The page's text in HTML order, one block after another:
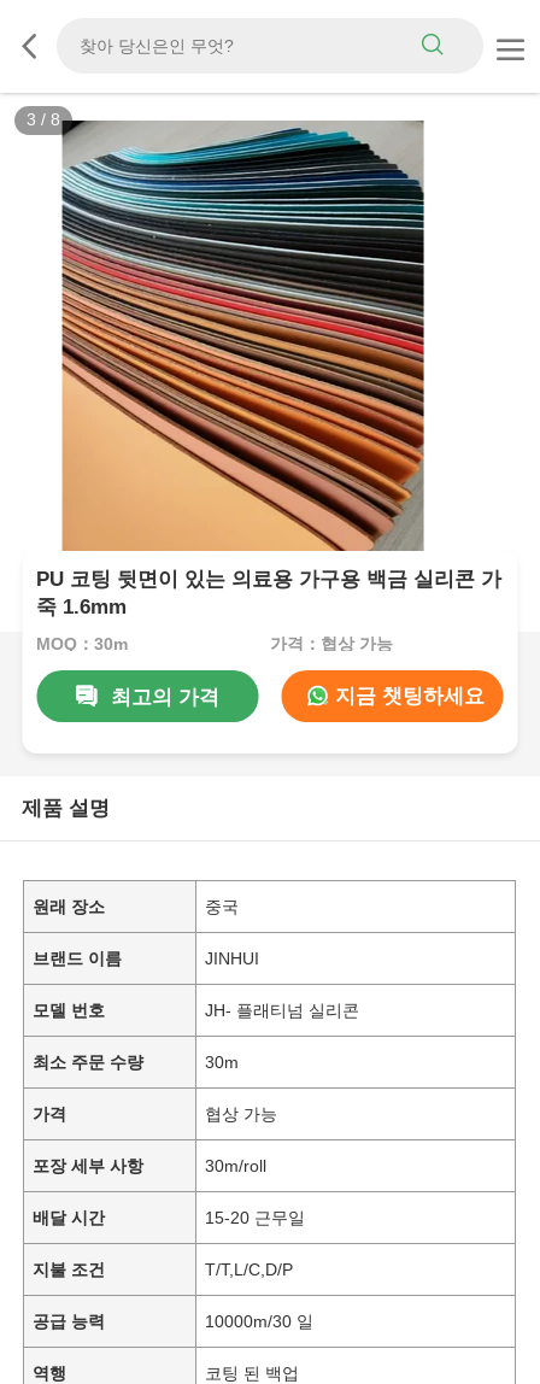
3 / 8
PU 코팅 뒷면이 있는 의료용 가구용 백금 실리콘 가
죽 1.6mm
MOQ：30m 가격：협상 가능
최고의 가격 지금 챗팅하세요
제품 설명
원래 장소 중국
브랜드 이름 JINHUI
모델 번호 JH- 플래티넘 실리콘
최소 주문 수량 30m
가격 협상 가능
포장 세부 사항 30m/roll
배달 시간 15-20 근무일
지불 조건 T/T,L/C,D/P
공급 능력 10000m/30 일
역행 코팅 된 백업